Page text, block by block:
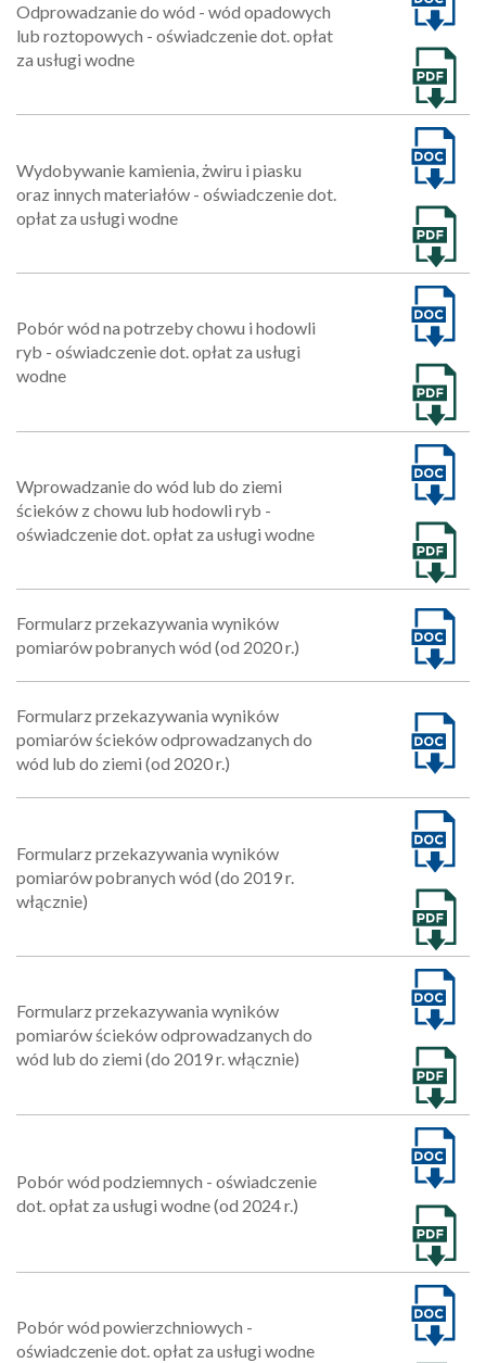
Odprowadzanie do wód - wód opadowych
lub roztopowych - oświadczenie dot. opłat
za usługi wodne
Wydobywanie kamienia, żwiru i piasku
oraz innych materiałów - oświadczenie dot.
opłat za usługi wodne
Pobór wód na potrzeby chowu i hodowli
ryb - oświadczenie dot. opłat za usługi
wodne
Wprowadzanie do wód lub do ziemi
ścieków z chowu lub hodowli ryb -
oświadczenie dot. opłat za usługi wodne
Formularz przekazywania wyników
pomiarów pobranych wód (od 2020 r.)
Formularz przekazywania wyników
pomiarów ścieków odprowadzanych do
wód lub do ziemi (od 2020 r.)
Formularz przekazywania wyników
pomiarów pobranych wód (do 2019 r.
włącznie)
Formularz przekazywania wyników
pomiarów ścieków odprowadzanych do
wód lub do ziemi (do 2019 r. włącznie)
Pobór wód podziemnych - oświadczenie
dot. opłat za usługi wodne (od 2024 r.)
Pobór wód powierzchniowych -
oświadczenie dot. opłat za usługi wodne